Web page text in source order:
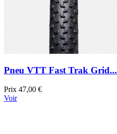
Pneu VTT Fast Trak Grid...
Prix 47,00 €
Voir